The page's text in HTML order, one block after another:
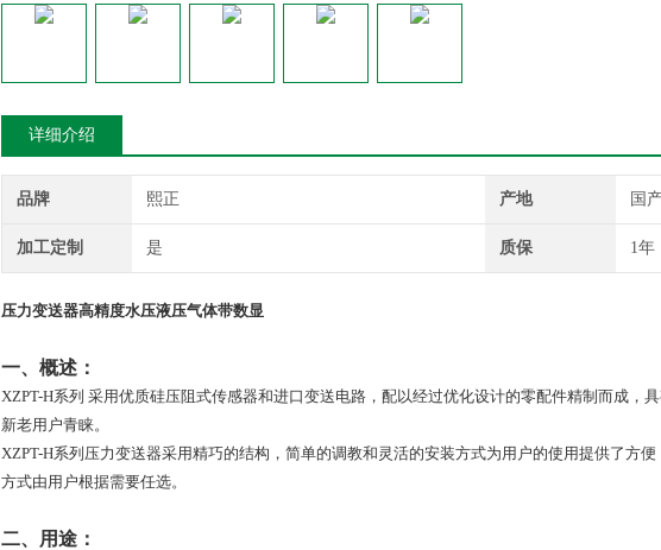
详细介绍
品牌 熙正 产地 国
加工定制 是 质保 1年
压力变送器高精度水压液压气体带数显
一、概述：
XZPT-H系列 采用优质硅压阻式传感器和进口变送电路，配以经过优化设计的零配件精制而成，
新老用户青睐。
XZPT-H系列压力变送器采用精巧的结构，简单的调教和灵活的安装方式为用户的使用提供了方
方式由用户根据需要任选。
二、用途：